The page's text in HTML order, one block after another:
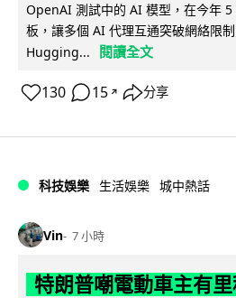
OpenAI 測試中的 AI 模型，在今年
板，讓多個 AI 代理互通突破網絡限
Hugging...
閱讀全文
130 15 ↗ 分享
科技娛樂 生活娛樂 城中熱話
Vin 7 小時
特朗普嘲電動車主有